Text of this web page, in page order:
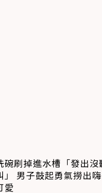
碗刷掉進水槽「發出沒
」 男子鼓起勇氣撈出
愛